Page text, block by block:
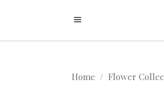
Home / Flower